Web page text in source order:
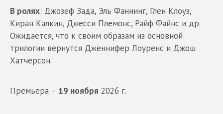
В ролях: Джозеф Зада, Эль Фаннинг, Глен Клоуз,
Киран Калкин, Джесси Племонс, Райф Файнс и др.
Ожидается, что к своим образам из основной
трилогии вернутся Дженнифер Лоуренс и Джош
Хатчерсон.
Премьера – 19 ноября 2026 г.